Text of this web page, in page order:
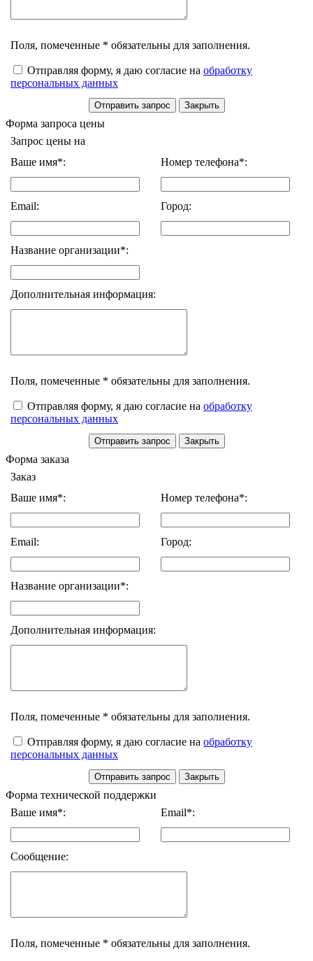
Поля, помеченные * обязательны для заполнения.
Отправляя форму, я даю согласие на обработку
персональных данных
Форма запроса цены
Запрос цены на
Ваше имя*:
Номер телефона*:
Email: Город:
Название организации*:
Дополнительная информация:
Поля, помеченные * обязательны для заполнения.
Отправляя форму, я даю согласие на обработку
персональных данных
Форма заказа
Заказ
Ваше имя*:
Номер телефона*:
Email: Город:
Название организации*:
Дополнительная информация:
Поля, помеченные * обязательны для заполнения.
Отправляя форму, я даю согласие на обработку
персональных данных
Форма технической поддержки
Ваше имя*:
Email*:
Сообщение:
Поля, помеченные * обязательны для заполнения.